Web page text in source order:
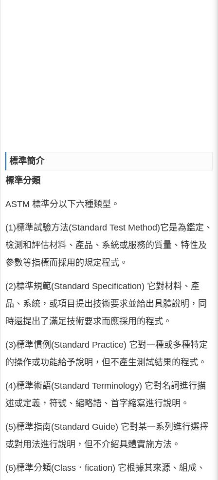
標準簡介
標準分類
ASTM 標準分以下六種類型。
(1)標準試驗方法(Standard Test Method)它是為鑑定、
檢測和評估材料、產品、系統或服務的質量、特性及
參數等指標而採用的規定程式。
(2)標準規範(Standard Specification) 它對材料、產
品、系統，或項目提出技術要求並給出具體說明，同
時還提出了滿足技術要求而應採用的程式。
(3)標準慣例(Standard Practice) 它對一種或多種特定
的操作或功能給予說明，但不產生測試結果的程式。
(4)標準術語(Standard Terminology) 它對名詞進行描
述或定義，符號、縮略語、首字縮寫進行說明。
(5)標準指南(Standard Guide) 它對某一系列進行選擇
或對用法進行說明，但不介紹具體實施方法。
(6)標準分類(Class．fication) 它根據其來源、組成、